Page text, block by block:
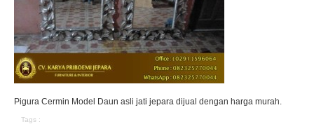
Pigura Cermin Model Daun asli jati jepara dijual dengan harga murah.
Tags :